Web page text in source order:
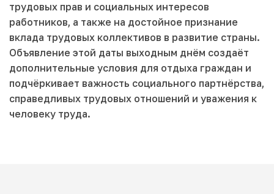
трудовых прав и социальных интересов
работников, а также на достойное признание
вклада трудовых коллективов в развитие страны.
Объявление этой даты выходным днём создаёт
дополнительные условия для отдыха граждан и
подчёркивает важность социального партнёрства,
справедливых трудовых отношений и уважения к
человеку труда.